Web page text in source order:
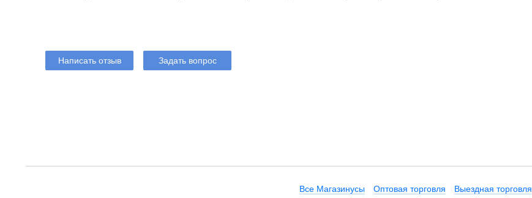
Написать отзыв Задать вопрос
Все Магазинусы Оптовая торговля Выездная торговля